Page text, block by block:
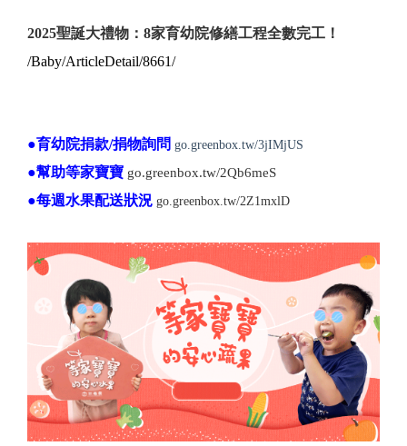
2025聖誕大禮物：8家育幼院修繕工程全數完工！
/Baby/ArticleDetail/8661/
●育幼院捐款/捐物詢問 go.greenbox.tw/3jIMjUS
●幫助等家寶寶 go.greenbox.tw/2Qb6meS
●每週水果配送狀況 go.greenbox.tw/2Z1mxlD